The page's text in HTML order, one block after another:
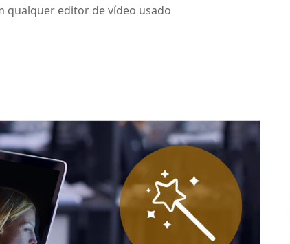
qualquer editor de vídeo usado